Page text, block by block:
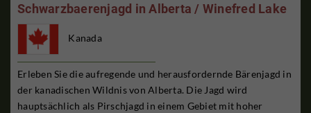
Schwarzbaerenjagd in Alberta / Winefred Lake
Kanada
Erleben Sie die aufregende und herausfordernde Bärenjagd in
der kanadischen Wildnis von Alberta. Die Jagd wird
hauptsächlich als Pirschjagd in einem Gebiet mit hoher